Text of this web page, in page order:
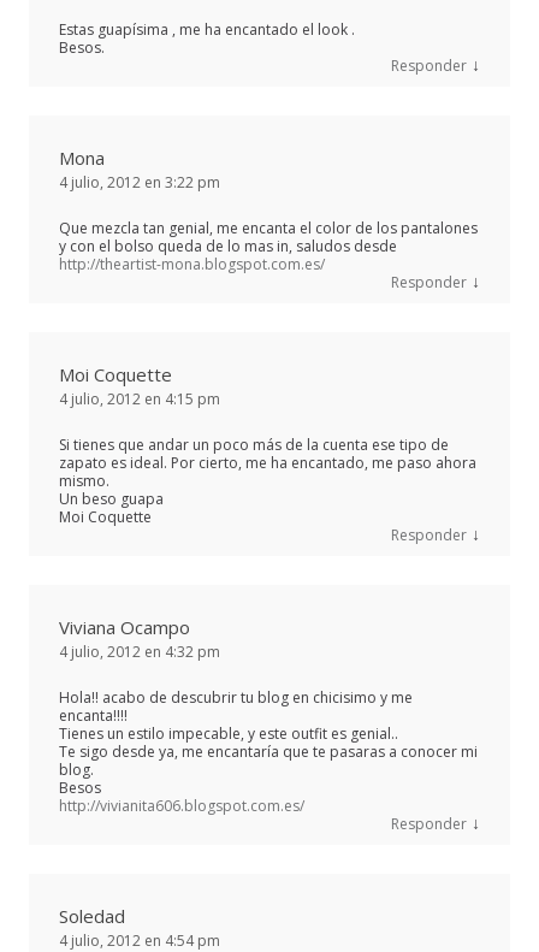
Estas guapísima , me ha encantado el look .
Besos.
Responder ↓
Mona
4 julio, 2012 en 3:22 pm
Que mezcla tan genial, me encanta el color de los pantalones
y con el bolso queda de lo mas in, saludos desde
http://theartist-mona.blogspot.com.es/
Responder ↓
Moi Coquette
4 julio, 2012 en 4:15 pm
Si tienes que andar un poco más de la cuenta ese tipo de
zapato es ideal. Por cierto, me ha encantado, me paso ahora
mismo.
Un beso guapa
Moi Coquette
Responder ↓
Viviana Ocampo
4 julio, 2012 en 4:32 pm
Hola!! acabo de descubrir tu blog en chicisimo y me
encanta!!!!
Tienes un estilo impecable, y este outfit es genial..
Te sigo desde ya, me encantaría que te pasaras a conocer mi
blog.
Besos
http://vivianita606.blogspot.com.es/
Responder ↓
Soledad
4 julio, 2012 en 4:54 pm